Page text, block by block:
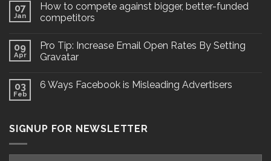
07
Jan
How to compete against bigger, better-funded
competitors
09
Apr
Pro Tip: Increase Email Open Rates By Setting
Gravatar
03
Feb
6 Ways Facebook is Misleading Advertisers
SIGNUP FOR NEWSLETTER